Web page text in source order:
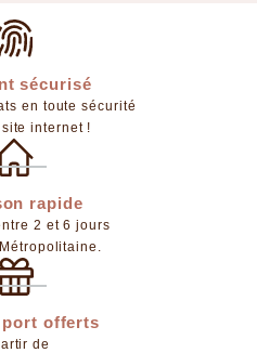
sécurisé
en toute sécurité
internet !
rapide
2 et 6 jours
port offerts
de